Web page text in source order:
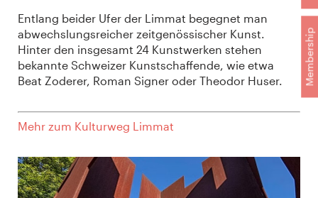
Membership
Entlang beider Ufer der Limmat begegnet man
abwechslungsreicher zeitgenössischer Kunst.
Hinter den insgesamt 24 Kunstwerken stehen
bekannte Schweizer Kunstschaffende, wie etwa
Beat Zoderer, Roman Signer oder Theodor Huser.
Mehr zum Kulturweg Limmat